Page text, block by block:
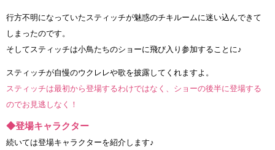
行方不明になっていたスティッチが魅惑のチキルームに迷い込んできて
しまったのです。
そしてスティッチは小鳥たちのショーに飛び入り参加することに♪
スティッチが自慢のウクレレや歌を披露してくれますよ。
スティッチは最初から登場するわけではなく、ショーの後半に登場する
のでお見逃しなく！
◆登場キャラクター
続いては登場キャラクターを紹介します♪